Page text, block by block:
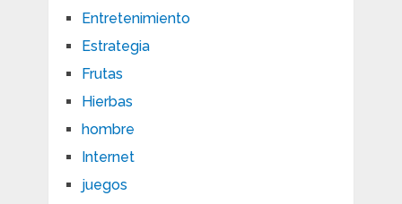
Entretenimiento
Estrategia
Frutas
Hierbas
hombre
Internet
juegos